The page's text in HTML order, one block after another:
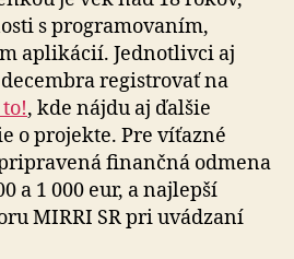
s programovaním,
aplikácií. Jednotlivci aj
registrovať na
, kde nájdu aj ďalšie
o projekte. Pre víťazné
finančná odmena
a 1 000 eur, a najlepší
MIRRI SR pri uvádzaní